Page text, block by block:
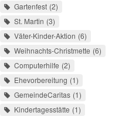
Gartenfest 2
St. Martin 3
Väter-Kinder-Aktion 6
Weihnachts-Christmette 6
Computerhilfe 2
Ehevorbereitung 1
GemeindeCaritas 1
Kindertagesstätte 1